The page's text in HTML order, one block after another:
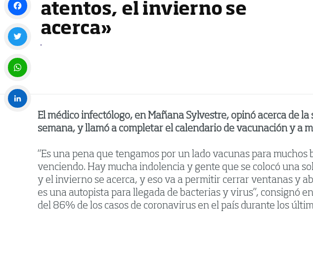
atentos, el invierno se
acerca»
El médico infectólogo, en Mañana Sylvestre, opinó acerca de
semana, y llamó a completar el calendario de vacunación y a
“Es una pena que tengamos por un lado vacunas para
venciendo. Hay mucha indolencia y gente que se colocó una
y el invierno se acerca, y eso va a permitir cerrar ventanas y
es una autopista para llegada de bacterias y virus”, consignó
del 86% de los casos de coronavirus en el país durante los
Facebook
Twitter
WhatsApp